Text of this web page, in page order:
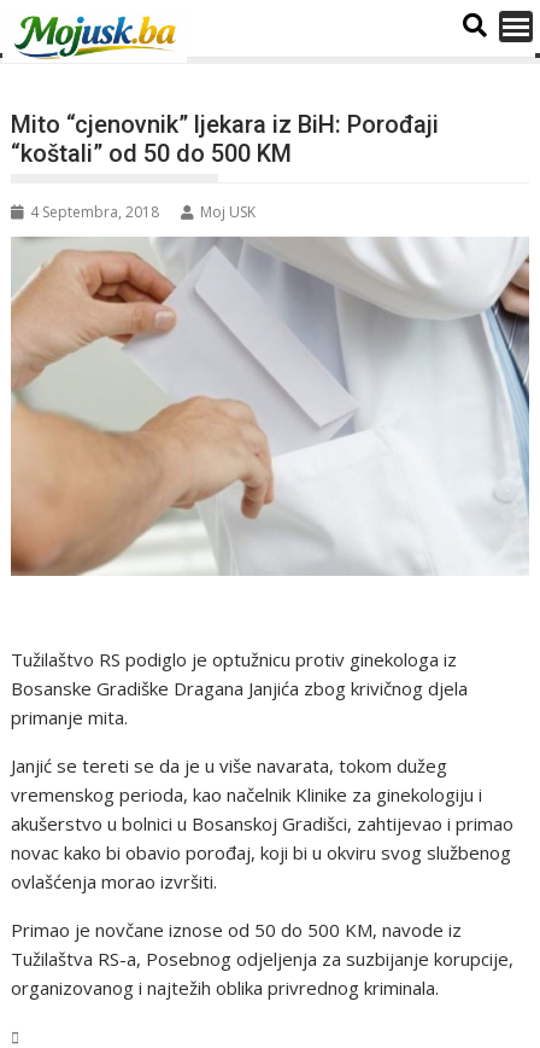
Mito “cjenovnik” ljekara iz BiH: Porođaji
“koštali” od 50 do 500 KM
4 Septembra, 2018 Moj USK
Tužilaštvo RS podiglo je optužnicu protiv ginekologa iz
Bosanske Gradiške Dragana Janjića zbog krivičnog djela
primanje mita.
Janjić se tereti se da je u više navarata, tokom dužeg
vremenskog perioda, kao načelnik Klinike za ginekologiju i
akušerstvo u bolnici u Bosanskoj Gradišci, zahtijevao i primao
novac kako bi obavio porođaj, koji bi u okviru svog službenog
ovlašćenja morao izvršiti.
Primao je novčane iznose od 50 do 500 KM, navode iz
Tužilaštva RS-a, Posebnog odjeljenja za suzbijanje korupcije,
organizovanog i najtežih oblika privrednog kriminala.